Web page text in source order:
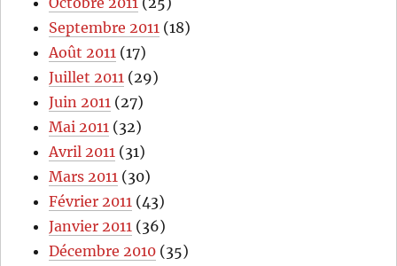
Septembre 2011 (18)
Août 2011 (17)
Juillet 2011 (29)
Juin 2011 (27)
Mai 2011 (32)
Avril 2011 (31)
Mars 2011 (30)
Février 2011 (43)
Janvier 2011 (36)
Décembre 2010 (35)